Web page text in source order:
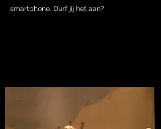
smartphone. Durf jij het aan?